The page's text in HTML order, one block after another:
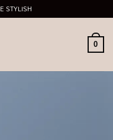
STYLISH
0